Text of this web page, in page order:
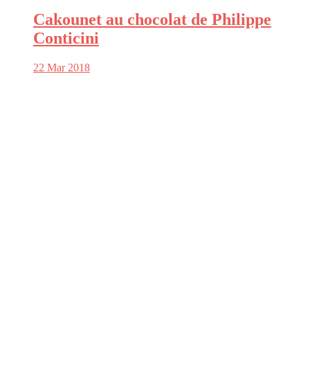
Cakounet au chocolat de Philippe
Conticini
22 Mar 2018